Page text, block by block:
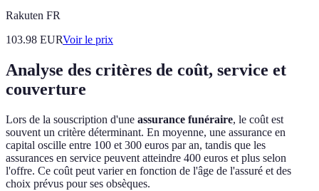
Rakuten FR
103.98 EURVoir le prix
Analyse des critères de coût, service et
couverture
Lors de la souscription d'une assurance funéraire, le coût est
souvent un critère déterminant. En moyenne, une assurance en
capital oscille entre 100 et 300 euros par an, tandis que les
assurances en service peuvent atteindre 400 euros et plus selon
l'offre. Ce coût peut varier en fonction de l'âge de l'assuré et des
choix prévus pour ses obsèques.